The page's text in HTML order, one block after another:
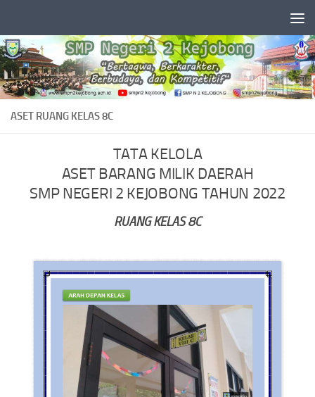
ASET RUANG KELAS 8C
TATA KELOLA
ASET BARANG MILIK DAERAH
SMP NEGERI 2 KEJOBONG TAHUN 2022
RUANG KELAS 8C